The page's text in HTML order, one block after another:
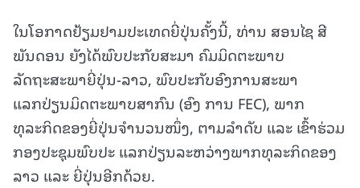
ໃນໂອກາດຢ້ຽມຢາມປະເທດຍີ່ປຸ່ນຄັ້ງນີ້, ທ່ານ ສອນໄຊ ສີ
ພັນດອນ ຍັງໄດ້ພົບປະກັບສະມາ ຄົມມິດຕະພາບ
ລັດຖະສະພາຍີ່ປຸ່ນ-ລາວ, ພົບປະກັບອົງການສະພາ
ແລກປ່ຽນມິດຕະພາບສາກົນ (ອົງ ການ FEC), ພາກ
ທຸລະກິດຂອງຍີ່ປຸ່ນຈໍານວນໜຶ່ງ, ຕາມລໍາດັບ ແລະ ເຂົ້າຮ່ວມ
ກອງປະຊຸມພົບປະ ແລກປ່ຽນລະຫວ່າງພາກທຸລະກິດຂອງ
ລາວ ແລະ ຍີ່ປຸ່ນອີກດ້ວຍ.